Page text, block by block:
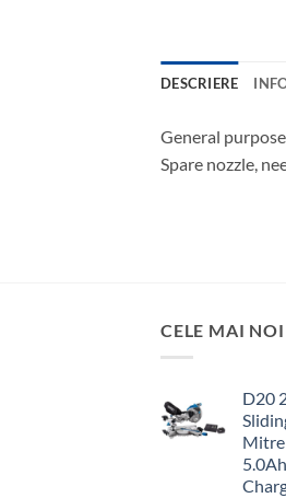
DESCRIERE
General
Spare nozzle,
CELE MAI
D20
Mitre